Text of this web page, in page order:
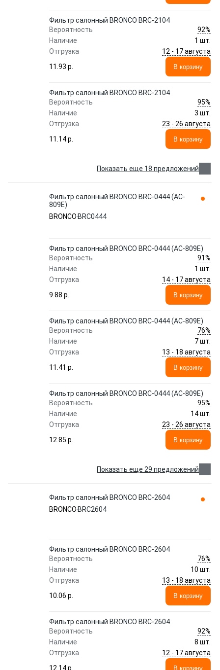
Фильтр салонный BRONCO BRC-2104
Вероятность
92%
Наличие
1 шт.
Отгрузка
12 - 17 августа
11.93 p.
В корзину
Фильтр салонный BRONCO BRC-2104
Вероятность
95%
Наличие
3 шт.
Отгрузка
23 - 26 августа
11.14 p.
В корзину
Показать еще 18 предложений
Фильтр салонный BRONCO BRC-0444 (AC-
809E)
BRONCO BRC0444
Фильтр салонный BRONCO BRC-0444 (AC-809E)
Вероятность
91%
Наличие
1 шт.
Отгрузка
14 - 17 августа
9.88 p.
В корзину
Фильтр салонный BRONCO BRC-0444 (AC-809E)
Вероятность
76%
Наличие
7 шт.
Отгрузка
13 - 18 августа
11.41 p.
В корзину
Фильтр салонный BRONCO BRC-0444 (AC-809E)
Вероятность
95%
Наличие
14 шт.
Отгрузка
23 - 26 августа
12.85 p.
В корзину
Показать еще 29 предложений
Фильтр салонный BRONCO BRC-2604
BRONCO BRC2604
Фильтр салонный BRONCO BRC-2604
Вероятность
76%
Наличие
10 шт.
Отгрузка
13 - 18 августа
10.06 p.
В корзину
Фильтр салонный BRONCO BRC-2604
Вероятность
92%
Наличие
8 шт.
Отгрузка
12 - 17 августа
12.14 p.
В корзину